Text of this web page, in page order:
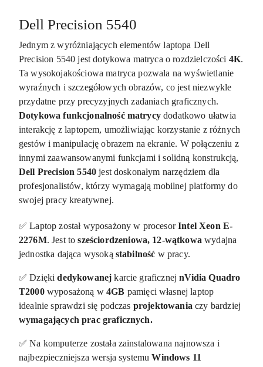
Dell Precision 5540
Jednym z wyróżniających elementów laptopa Dell
Precision 5540 jest dotykowa matryca o rozdzielczości 4K.
Ta wysokojakościowa matryca pozwala na wyświetlanie
wyraźnych i szczegółowych obrazów, co jest niezwykle
przydatne przy precyzyjnych zadaniach graficznych.
Dotykowa funkcjonalność matrycydodatkowo ułatwia
interakcję z laptopem, umożliwiając korzystanie z różnych
gestów i manipulację obrazem na ekranie. W połączeniu z
innymi zaawansowanymi funkcjami i solidną konstrukcją,
Dell Precision 5540 jest doskonałym narzędziem dla
profesjonalistów, którzy wymagają mobilnej platformy do
swojej pracy kreatywnej.
✅ Laptop został wyposażony w procesorIntel Xeon E-
2276M. Jest tosześciordzeniowa, 12-wątkowa wydajna
jednostka dająca wysoką stabilność w pracy.
✅ Dziękidedykowanej karcie graficznejnVidia Quadro
T2000wyposażoną w4GB pamięci własnej laptop
idealnie sprawdzi się podczas projektowania czy bardziej
wymagających prac graficznych.
✅ Na komputerze została zainstalowana najnowsza i
najbezpieczniejsza wersja systemu Windows 11